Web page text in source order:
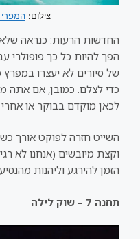
צילום:
החדשות הרעות: כנראה שלא
הפך להיות כל כך פופולרי
של סיורים לא יעצרו
כדי לצלם. כמובן, אם אתה
לכאן מוקדם בבוקר או אחרי 17:00.
השייט חזרה לפוקט אורך
וקצת מיובשים (אנחנו לא
הזמן להירגע וליהנות
תחנה 7 – שוק לילה